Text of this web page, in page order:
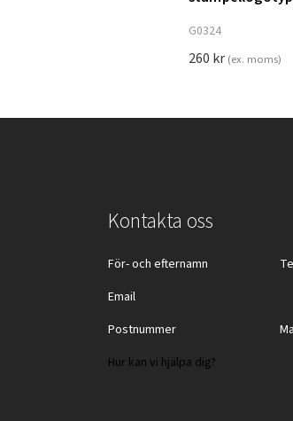
G0324
260 kr (ex. moms)
Kontakta oss